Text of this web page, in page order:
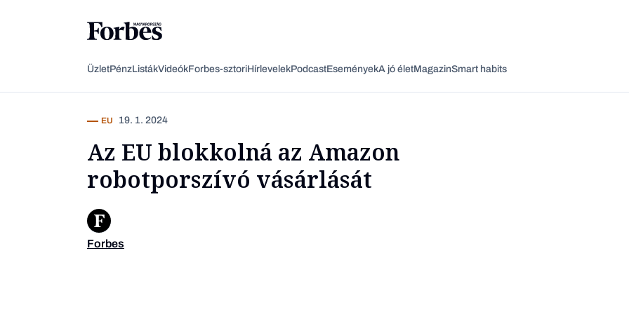
ÜzletPénzListákVideókForbes-sztoriHírlevelekPodcastEseményekA jó életMagazinSmart habits
EU 19. 1. 2024
Az EU blokkolná az Amazon
robotporszívó vásárlását
Forbes